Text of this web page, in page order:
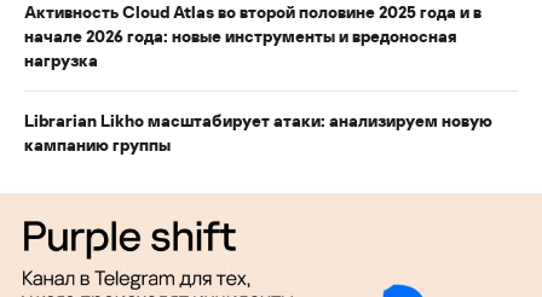
Активность Cloud Atlas во второй половине 2025 года и в
начале 2026 года: новые инструменты и вредоносная
нагрузка
Librarian Likho масштабирует атаки: анализируем новую
кампанию группы